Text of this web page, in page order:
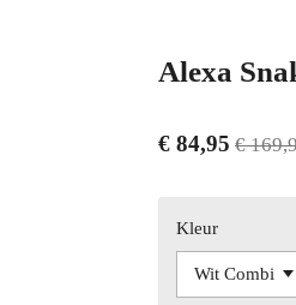
Alexa
€ 84,95 €
Kleur